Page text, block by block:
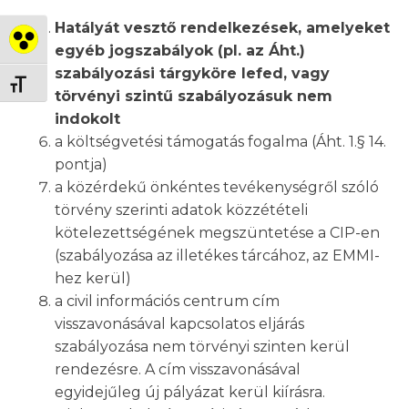
Nagy kontraszt váltása
Betűméret váltása
Hatályát vesztő rendelkezések, amelyeket
egyéb jogszabályok (pl. az Áht.)
szabályozási tárgyköre lefed, vagy
törvényi szintű szabályozásuk nem
indokolt
a költségvetési támogatás fogalma (Áht. 1.§ 14.
pontja)
a közérdekű önkéntes tevékenységről szóló
törvény szerinti adatok közzétételi
kötelezettségének megszüntetése a CIP-en
(szabályozása az illetékes tárcához, az EMMI-
hez kerül)
a civil információs centrum cím
visszavonásával kapcsolatos eljárás
szabályozása nem törvényi szinten kerül
rendezésre. A cím visszavonásával
egyidejűleg új pályázat kerül kiírásra.